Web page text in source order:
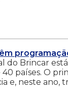
do Brincar
países. O
e, neste ano,